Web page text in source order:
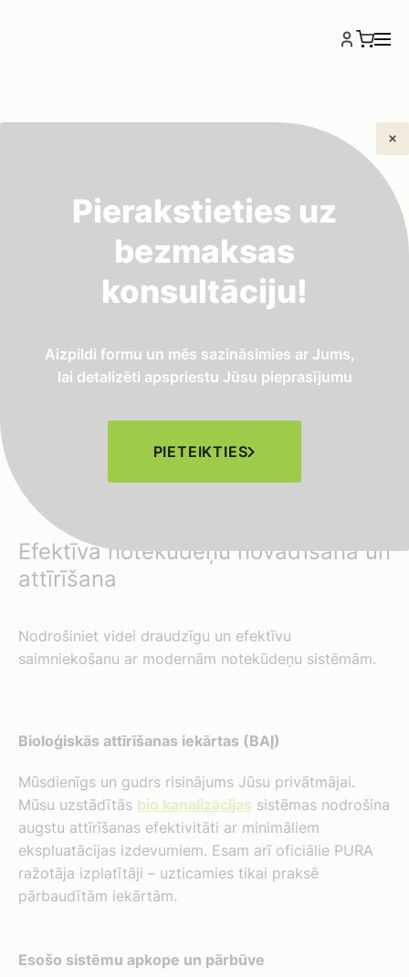
ciklu – no pirmās konsultācijas līdz gatavai sistēmai.
Vairāk nekā 10 gadu pieredze, strādājot gan ar
privātmājām, gan lieliem uzņēmumiem visā Latvijā.
sirdsmieram
projekta apjoma, atradīsim Jums piemērotāko par
pieejamu cenu.
Efektīva notekūdeņu novadīšana un
attīrīšana
Nodrošiniet videi draudzīgu un efektīvu
saimniekošanu ar modernām notekūdeņu sistēmām.
Bioloģiskās attīrīšanas iekārtas (BAĮ)
Mūsdienīgs un gudrs risinājums Jūsu privātmājai.
Mūsu uzstādītās bio kanalizācijas sistēmas nodrošina
augstu attīrīšanas efektivitāti ar minimāliem
ekspluatācijas izdevumiem. Esam arī oficiālie PURA
ražotāja izplatītāji – uzticamies tikai praksē
pārbaudītām iekārtām.
Esošo sistēmu apkope un pārbūve
Pierakstieties uz
bezmaksas
konsultāciju!
Aizpildi formu un mēs sazināsimies ar Jums,
lai detalizēti apspriestu Jūsu pieprasījumu
PIETEIKTIES